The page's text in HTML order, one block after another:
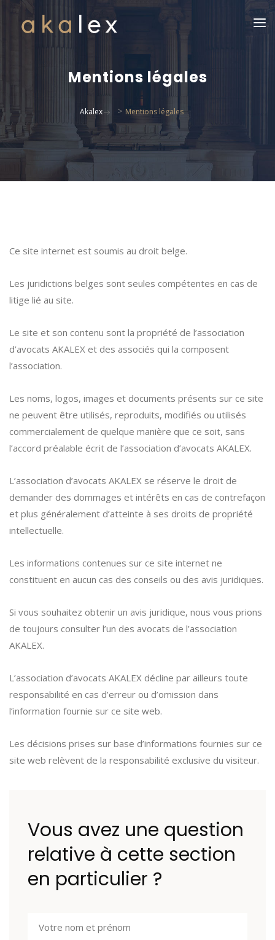
Mentions légales
Akalex > Mentions légales
Ce site internet est soumis au droit belge.
Les juridictions belges sont seules compétentes en cas de
litige lié au site.
Le site et son contenu sont la propriété de l’association
d’avocats AKALEX et des associés qui la composent
l’association.
Les noms, logos, images et documents présents sur ce site
ne peuvent être utilisés, reproduits, modifiés ou utilisés
commercialement de quelque manière que ce soit, sans
l’accord préalable écrit de l’association d’avocats AKALEX.
L’association d’avocats AKALEX se réserve le droit de
demander des dommages et intérêts en cas de contrefaçon
et plus généralement d’atteinte à ses droits de propriété
intellectuelle.
Les informations contenues sur ce site internet ne
constituent en aucun cas des conseils ou des avis juridiques.
Si vous souhaitez obtenir un avis juridique, nous vous prions
de toujours consulter l’un des avocats de l’association
AKALEX.
L’association d’avocats AKALEX décline par ailleurs toute
responsabilité en cas d’erreur ou d’omission dans
l’information fournie sur ce site web.
Les décisions prises sur base d’informations fournies sur ce
site web relèvent de la responsabilité exclusive du visiteur.
Vous avez une question
relative à cette section
en particulier ?